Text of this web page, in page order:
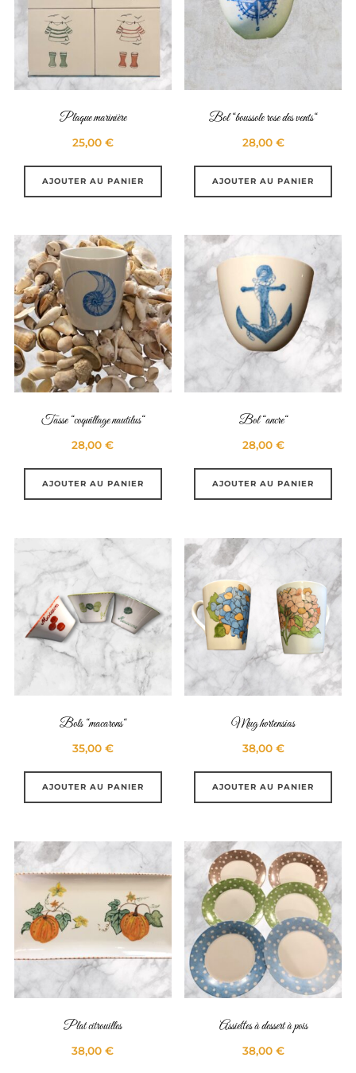
Plaque marinière
25,00 €
AJOUTER AU PANIER
Bol “boussole rose des vents“
28,00 €
AJOUTER AU PANIER
Tasse “coquillage nautilus“
28,00€
AJOUTER AU PANIER
Bol “ancre“
28,00 €
AJOUTER AU PANIER
Bols “macarons“
35,00 €
AJOUTER AU PANIER
Mug hortensias
38,00 €
AJOUTER AU PANIER
Plat citrouilles
38,00€
Assiettes à dessert à pois
38,00 €